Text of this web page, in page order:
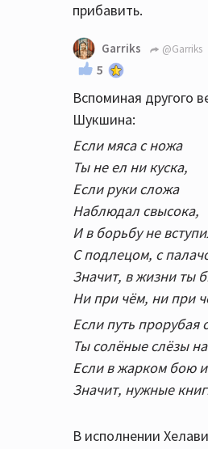
прибавить.
Garriks @Garriks
5
Вспоминая другого
Шукшина:
Если мяса с ножа
Ты не ел ни куска,
Если руки сложа
Наблюдал свысока,
И в борьбу не
С подлецом, с
Значит, в жизни ты
Ни при чём, ни при
Если путь прорубая
Ты солёные слёзы
Если в жарком бою
Значит, нужные
В исполнении